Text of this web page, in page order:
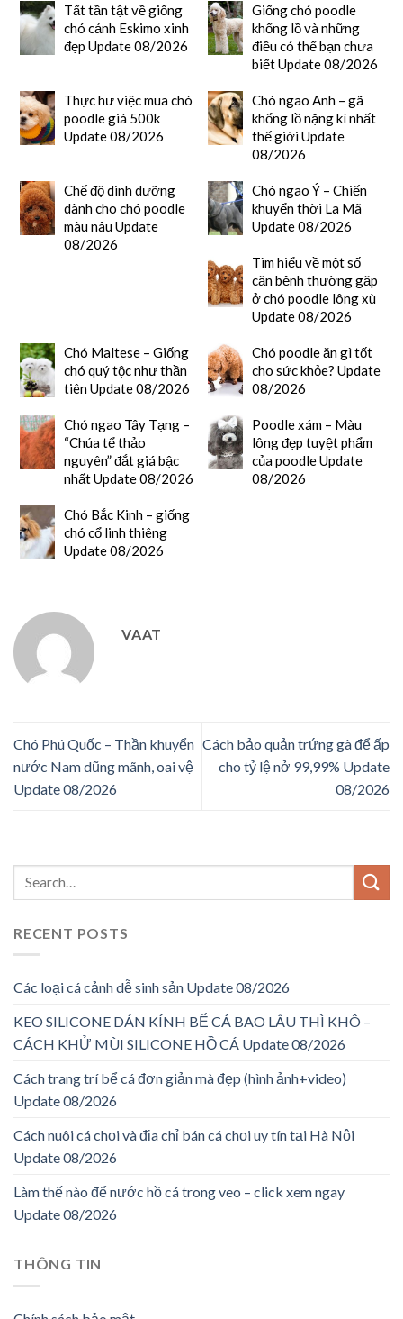
Tất tần tật về giống
chó cảnh Eskimo xinh
đẹp Update 08/2026
Giống chó poodle
khổng lồ và những
điều có thể bạn chưa
biết Update 08/2026
Thực hư việc mua chó
poodle giá 500k
Update 08/2026
Chó ngao Anh – gã
khổng lồ nặng kí nhất
thế giới Update
08/2026
Chế độ dinh dưỡng
dành cho chó poodle
màu nâu Update
08/2026
Chó ngao Ý – Chiến
khuyển thời La Mã
Update 08/2026
Tìm hiểu về một số
căn bệnh thường gặp
ở chó poodle lông xù
Update 08/2026
Chó Maltese – Giống
chó quý tộc như thần
tiên Update 08/2026
Chó poodle ăn gì tốt
cho sức khỏe? Update
08/2026
Chó ngao Tây Tạng –
“Chúa tể thảo
nguyên” đắt giá bậc
nhất Update 08/2026
Poodle xám – Màu
lông đẹp tuyệt phẩm
của poodle Update
08/2026
Chó Bắc Kinh – giống
chó cổ linh thiêng
Update 08/2026
VAAT
Chó Phú Quốc – Thần khuyển
nước Nam dũng mãnh, oai vệ
Update 08/2026
Cách bảo quản trứng gà để ấp
cho tỷ lệ nở 99,99% Update
08/2026
RECENT POSTS
Các loại cá cảnh dễ sinh sản Update 08/2026
KEO SILICONE DÁN KÍNH BỂ CÁ BAO LÂU THÌ KHÔ –
CÁCH KHỬ MÙI SILICONE HỒ CÁ Update 08/2026
Cách trang trí bể cá đơn giản mà đẹp (hình ảnh+video)
Update 08/2026
Cách nuôi cá chọi và địa chỉ bán cá chọi uy tín tại Hà Nội
Update 08/2026
Làm thế nào để nước hồ cá trong veo – click xem ngay
Update 08/2026
THÔNG TIN